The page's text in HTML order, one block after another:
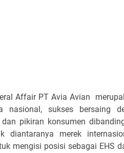
Affair PT Avia Avian
nasional, sukses bersaing
pikiran konsumen
diantaranya merek
mengisi posisi sebagai EHS